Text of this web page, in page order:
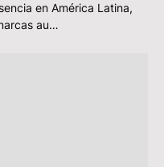
en América Latina,
au…